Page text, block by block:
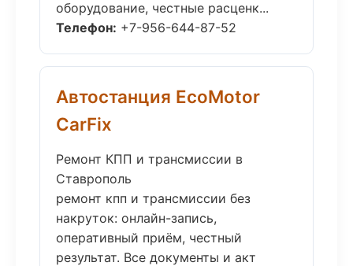
оборудование, честные расценк...
Телефон: +7-956-644-87-52
Автостанция EcoMotor
CarFix
Ремонт КПП и трансмиссии в
Ставрополь
ремонт кпп и трансмиссии без
накруток: онлайн-запись,
оперативный приём, честный
результат. Все документы и акт